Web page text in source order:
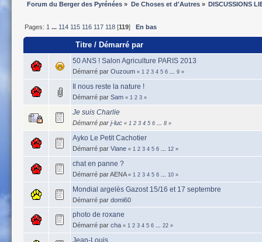
Forum du Berger des Pyrénées » De Choses et d'Autres» DISCUSSIONS
Pages: 1 ... 114 115 116 117 118 [119] En bas
Titre / Démarré par
50 ANS ! Salon Agriculture PARIS 2013
Démarré par Ouzoum « 1 2 3 4 5 6 ... 9 »
Il nous reste la nature !
Démarré par Sam « 1 2 3 »
Je suis Charlie
Démarré par j-luc « 1 2 3 4 5 6 ... 8 »
Ayko Le Petit Cachotier
Démarré par Viane « 1 2 3 4 5 6 ... 12 »
chat en panne ?
Démarré par AENA « 1 2 3 4 5 6 ... 10 »
Mondial argelès Gazost 15/16 et 17 septembre
Démarré par domi60
photo de roxane
Démarré par cha « 1 2 3 4 5 6 ... 22 »